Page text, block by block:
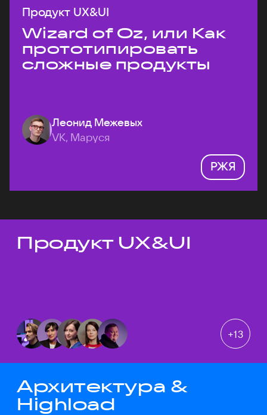
Продукт UX&UI
Wizard of Oz, или Как
прототипировать
сложные продукты
Леонид Межевых
VK, Маруся
РЖЯ
Темы докладов
Продукт UX&UI
+13
Архитектура &
Highload